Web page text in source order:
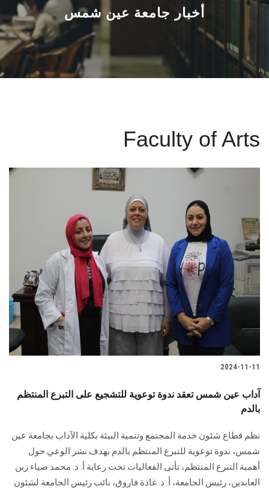
القطاعـات
الشئون الأكاديمية
البحث العلمي
الأنظمة الذكية
الطلاب
هيئة التدريس
الدراسات العليا
الزائـرون
سجل الان
أخبار جامعة عين شمس
Faculty of Arts
2024-11-11
آداب عين شمس تعقد ندوة توعوية للتشجيع على التبرع المنتظم
بالدم
نظم قطاع شئون خدمة المجتمع وتنمية البيئة بكلية الآداب بجامعة عين
شمس، ندوة توعوية للتبرع المنتظم بالدم بهدف نشر الوعي حول
أهمية التبرع المنتظم، تأتى الفعاليات تحت رعاية أ. د. محمد ضياء زين
العابدين، رئيس الجامعة، أ. د. غادة فاروق، نائب رئيس الجامعة لشئون